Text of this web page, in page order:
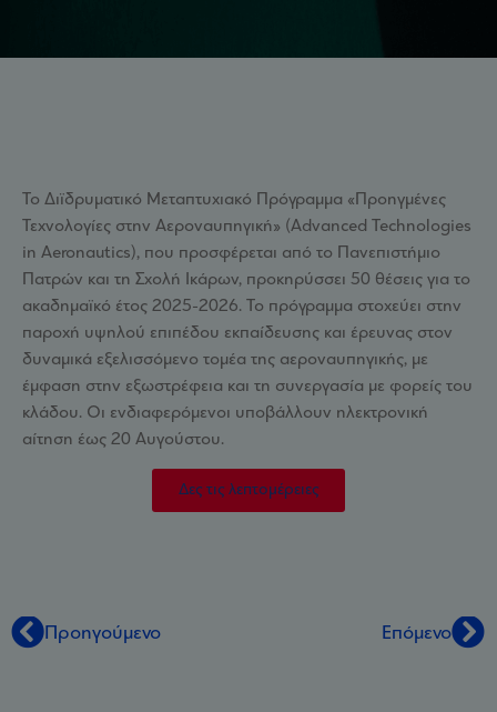
Το Διϊδρυματικό Μεταπτυχιακό Πρόγραμμα «Προηγμένες
Τεχνολογίες στην Αεροναυπηγική» (Advanced Technologies
in Aeronautics), που προσφέρεται από το Πανεπιστήμιο
Πατρών και τη Σχολή Ικάρων, προκηρύσσει 50 θέσεις για το
ακαδημαϊκό έτος 2025-2026. Το πρόγραμμα στοχεύει στην
παροχή υψηλού επιπέδου εκπαίδευσης και έρευνας στον
δυναμικά εξελισσόμενο τομέα της αεροναυπηγικής, με
έμφαση στην εξωστρέφεια και τη συνεργασία με φορείς του
κλάδου. Οι ενδιαφερόμενοι υποβάλλουν ηλεκτρονική
αίτηση έως 20 Αυγούστου.
Δες τις λεπτομέρειες
Προηγούμενο Επόμενο